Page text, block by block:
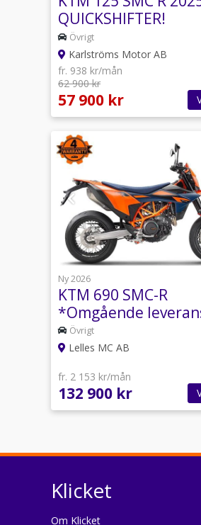
QUICKSHIFTER!
Övrigt
Karlströms Motor AB
fr. 938 kr/mån
62 900 kr
57 900 kr
1
Ny 2026
KTM 690 SMC-R
*Omgående
Övrigt
Lelles MC AB
fr. 2 153 kr/mån
132 900 kr
Klicket
Om Klicket